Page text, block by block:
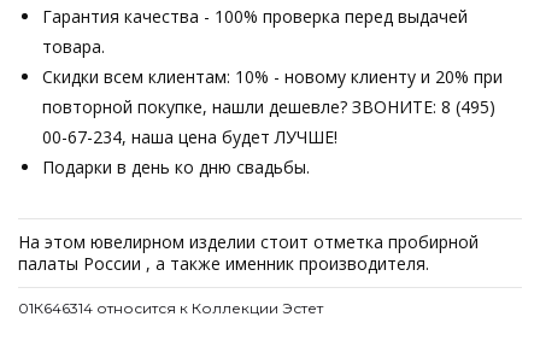
Гарантия качества - 100% проверка перед выдачей
товара.
Скидки всем клиентам: 10% - новому клиенту и 20% при
повторной покупке, нашли дешевле? ЗВОНИТЕ: 8 (495)
00-67-234, наша цена будет ЛУЧШЕ!
Подарки в день ко дню свадьбы.
На этом ювелирном изделии стоит отметка пробирной
палаты России , а также именник производителя.
01К646314 относится к Коллекции Эстет